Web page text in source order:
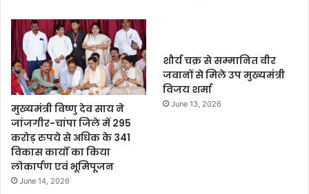
मुख्यमंत्री विष्णु देव साय ने
जांजगीर-चांपा जिले में 295
करोड़ रुपये से अधिक के 341
विकास कार्यों का किया
लोकार्पण एवं भूमिपूजन
June 14, 2026
शौर्य चक्र से सम्मानित वीर
जवानों से मिले उप मुख्यमंत्री
विजय शर्मा
June 13, 2026